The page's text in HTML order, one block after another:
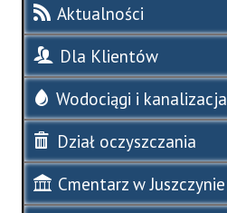
Aktualności
Dla Klientów
Wodociągi i kanalizacja
Dział oczyszczania
Cmentarz w Juszczynie